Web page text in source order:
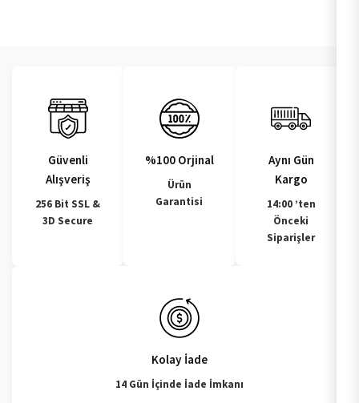
Güvenli
Alışveriş
256 Bit SSL &
3D Secure
%100 Orjinal
Ürün
Garantisi
Aynı Gün
Kargo
14:00 ’ten
Önceki
Siparişler
Kolay İade
14 Gün İçinde İade İmkanı